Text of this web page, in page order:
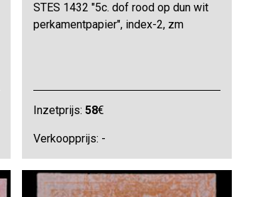
STES 1432 "5c. dof rood op dun wit
perkamentpapier", index-2, zm
Inzetprijs:58€
Verkoopprijs: -